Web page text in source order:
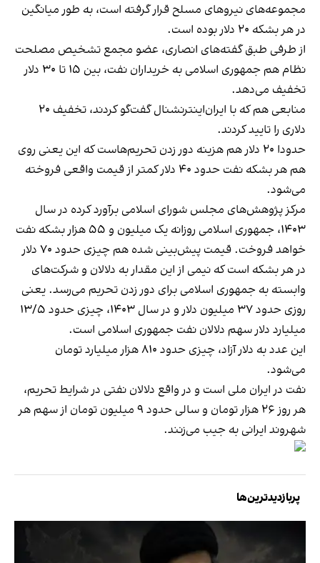
مجموعه‌های نیروهای مسلح قرار گرفته است، به طور میانگین
در هر بشکه ۲۰ دلار بوده است.
از طرفی طبق گفته‌های انصاری، عضو مجمع تشخیص مصلحت
نظام هم جمهوری اسلامی به خریداران نفت، بین ۱۵ تا ۳۰ دلار
تخفیف می‌دهد.
منابعی هم که با ایران‌اینترنشنال گفت‌گو کردند، تخفیف ۲۰
دلاری را تایید کردند.
حدودا ۲۰ دلار هم هزینه دور زدن تحریم‌هاست که این یعنی روی
هم هر بشکه نفت حدود ۴۰ دلار کمتر از قیمت واقعی فروخته
می‌شود.
مرکز پژوهش‌های مجلس شورای اسلامی برآورد کرده در سال
۱۴۰۳، جمهوری اسلامی روزانه یک میلیون و ۵۵ هزار بشکه نفت
خواهد فروخت. قیمت پیش‌بینی شده هم چیزی حدود ۷۰ دلار
در هر بشکه است که نیمی از این مقدار به دلالان و شرکت‌های
وابسته به جمهوری اسلامی برای دور زدن تحریم می‌رسد. یعنی
روزی حدود ۳۷ میلیون دلار و در سال ۱۴۰۳، چیزی حدود ۱۳/۵
میلیارد دلار سهم دلالان نفت جمهوری اسلامی است.
این عدد به دلار آزاد، چیزی حدود ۸۱۰ هزار میلیارد تومان
می‌شود.
نفت در ایران ملی است و در واقع دلالان نفتی در شرایط تحریم،
هر روز ۲۶ هزار تومان و سالی حدود ۹ میلیون تومان از سهم هر
شهروند ایرانی به جیب می‌زنند.
پربازدیدترین‌ها